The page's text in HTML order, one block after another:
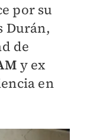
por su
Durán,
de
y ex
en